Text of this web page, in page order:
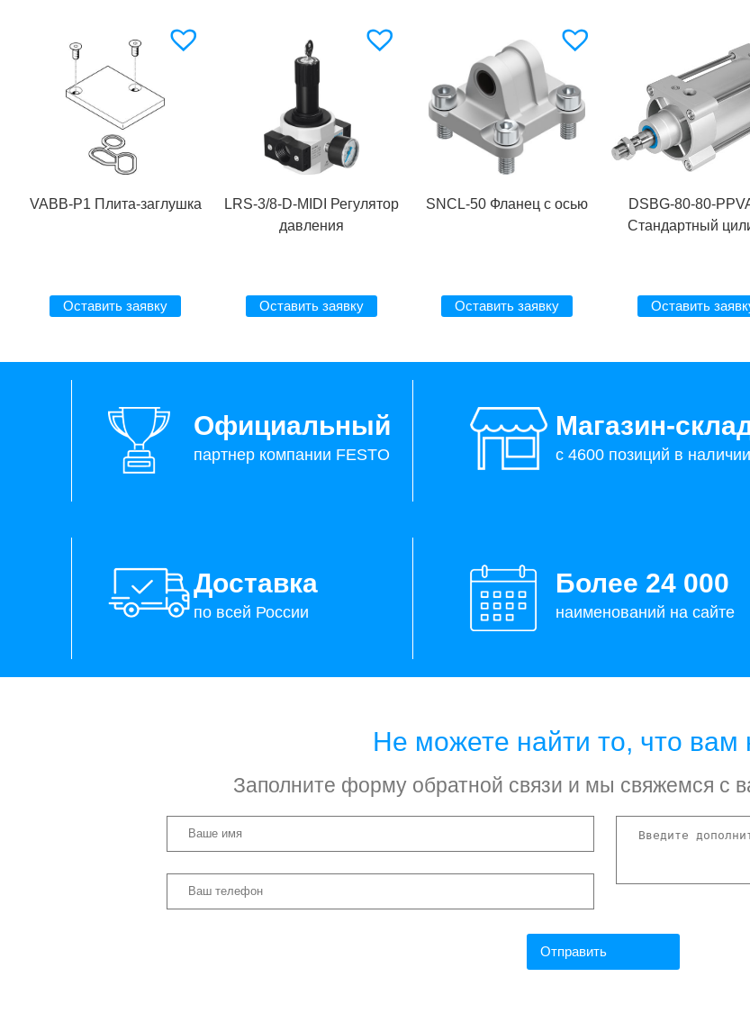
VABB-P1 Плита-заглушка
Оставить заявку
LRS-3/8-D-MIDI Регулятор
давления
Оставить заявку
SNCL-50 Фланец с осью
Оставить заявку
DSBG-80-80-
Стандартный
Оставить
Официальный
партнер компании FESTO
Магазин-
с 4600 позиций в наличии
Доставка
по всей России
Более 24 000
наименований на сайте
Не можете найти то, что вам
Заполните форму обратной связи и мы свяжемся с